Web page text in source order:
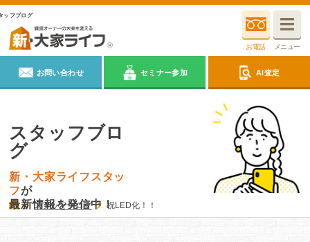
ッフブログ
お電話 メニュー
お問い合わせ セミナー参加 AI査定
スタッフブロ
グ
新・大家ライフスタッ
フが
最新情報を発信中！
スタッフブログ 祝LED化！！